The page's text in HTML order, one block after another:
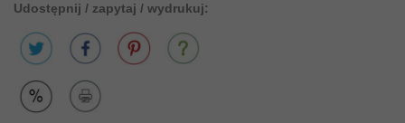
Udostępnij / zapytaj / wydrukuj: